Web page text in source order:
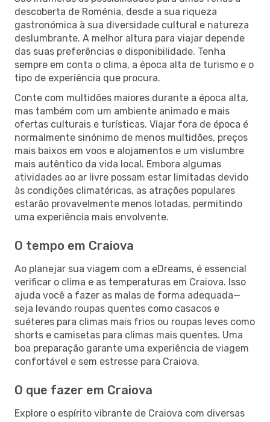
descoberta de Roménia, desde a sua riqueza
gastronómica à sua diversidade cultural e natureza
deslumbrante. A melhor altura para viajar depende
das suas preferências e disponibilidade. Tenha
sempre em conta o clima, a época alta de turismo e o
tipo de experiência que procura.
Conte com multidões maiores durante a época alta,
mas também com um ambiente animado e mais
ofertas culturais e turísticas. Viajar fora de época é
normalmente sinónimo de menos multidões, preços
mais baixos em voos e alojamentos e um vislumbre
mais autêntico da vida local. Embora algumas
atividades ao ar livre possam estar limitadas devido
às condições climatéricas, as atrações populares
estarão provavelmente menos lotadas, permitindo
uma experiência mais envolvente.
O tempo em Craiova
Ao planejar sua viagem com a eDreams, é essencial
verificar o clima e as temperaturas em Craiova. Isso
ajuda você a fazer as malas de forma adequada—
seja levando roupas quentes como casacos e
suéteres para climas mais frios ou roupas leves como
shorts e camisetas para climas mais quentes. Uma
boa preparação garante uma experiência de viagem
confortável e sem estresse para Craiova.
O que fazer em Craiova
Explore o espírito vibrante de Craiova com diversas